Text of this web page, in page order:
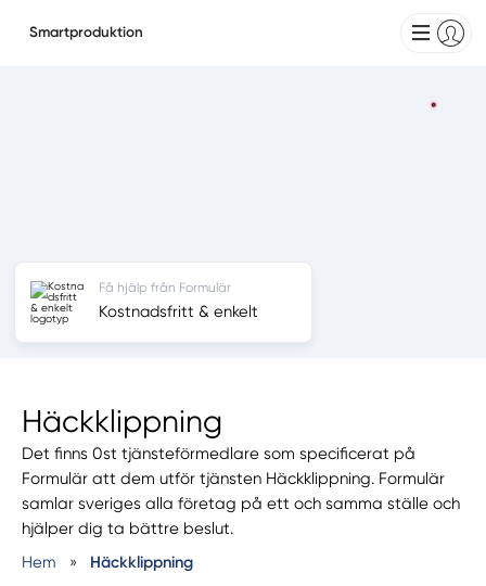
Smartproduktion
Häckklippning
Det finns 0st tjänsteförmedlare som specificerat på
Formulär att dem utför tjänsten Häckklippning. Formulär
samlar sveriges alla företag på ett och samma ställe och
hjälper dig ta bättre beslut.
Hem
» Häckklippning
Få hjälp från Formulär
Kostnadsfritt & enkelt